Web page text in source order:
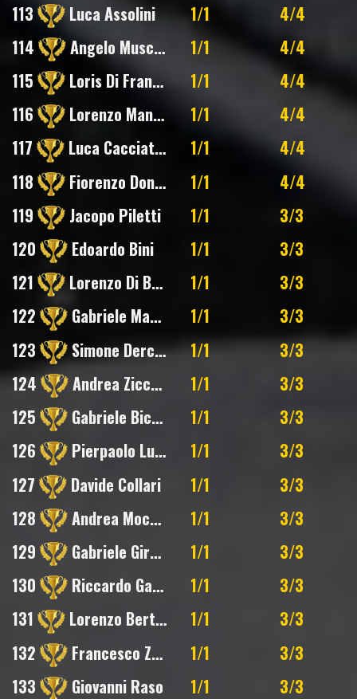
113
Luca Assolini 1/1
4/4
114
Angelo Muscia Masuzzo 1/1
4/4
115
Loris Di Francesco 1/1
4/4
116
Lorenzo Mannella 1/1
4/4
117
Luca Cacciatore 1/1
4/4
118
Fiorenzo Donetti 1/1
4/4
119
Jacopo Piletti 1/1
3/3
120
Edoardo Bini 1/1
3/3
121
Lorenzo Di Bartolomeo 1/1
3/3
122
Gabriele Martinelli 1/1
3/3
123
Simone Dercenno 1/1
3/3
124
Andrea Ziccone 1/1
3/3
125
Gabriele Bicocchi 1/1
3/3
126
Pierpaolo Luciano 1/1
3/3
127
Davide Collari 1/1
3/3
128
Andrea Mocellin 1/1
3/3
129
Gabriele Gironi 1/1
3/3
130
Riccardo Galfano 1/1
3/3
131
Lorenzo Bertusi 1/1
3/3
132
Francesco Zaniboni 1/1
3/3
133
Giovanni Raso 1/1
3/3